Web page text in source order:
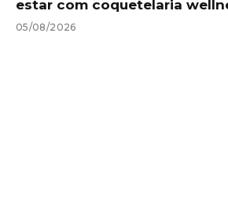
estar com coquetelaria
05/08/2026